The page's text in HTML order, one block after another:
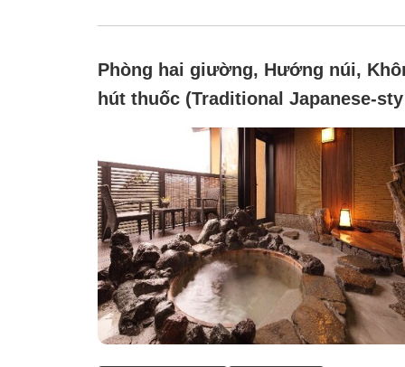
Phòng hai giường, Hướng núi,
hút thuốc (Traditional Japanese-
house, single-story type
~ twin ~ [Shochu barrel bath])